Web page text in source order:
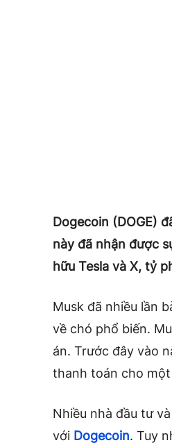
Dogecoin (DOGE)
này đã nhận được
hữu Tesla và X, tỷ
Musk đã nhiều lần
về chó phổ biến.
án. Trước đây vào
thanh toán cho một
Nhiều nhà đầu tư
với Dogecoin. Tuy